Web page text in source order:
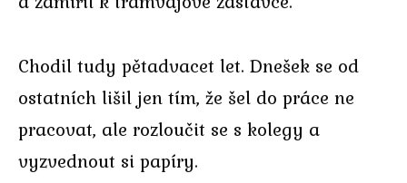
Chodil tudy pětadvacet let. Dnešek se od
ostatních lišil jen tím, že šel do práce ne
pracovat, ale rozloučit se s kolegy a
vyzvednout si papíry.